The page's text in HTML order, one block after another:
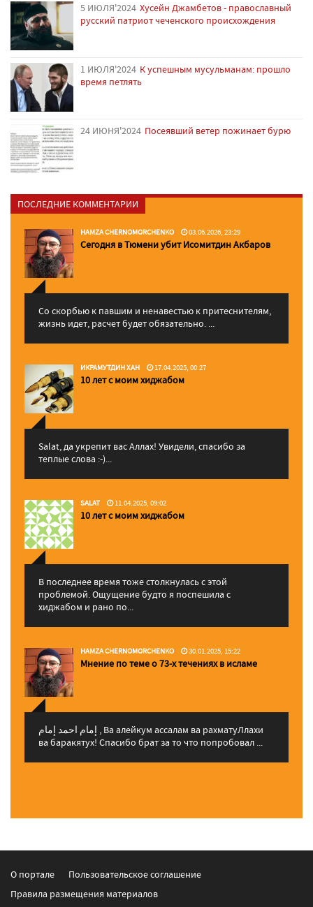
5 ИЮЛЯ'2024 Хусейн Джамбетов - православный
русский патриот чеченского происхождения
1 ИЮЛЯ'2024 К успешным мусульманам: прошло
время петлять
24 ИЮНЯ'2024 Посеявший ветер пожинает бурю
ПОСЛЕДНИЕ КОММЕНТАРИИ
HAMZA CHERNOMORCHENKO 03.06.2026, 23:29
Сегодня в Тюмени убит Исомитдин Акбаров
Со скорбью к павшим и ненавестью к притеснителям,
жизнь идет, расчет будет обязательно. ...
ИКРАМУТДИН ХАН 17.04.2025, 00:27
10 лет с моим хиджабом
Salat, да укрепит вас Аллаx! Увидели, спасибо за
теплые слова :-)...
SALAT 11.04.2025, 09:02
10 лет с моим хиджабом
В последнее время тоже столкнулась с этой
проблемой. Ощущение будто я поспешила с
хиджабом и рано по...
HAMZA CHERNOMORCHENKO 30.01.2025, 15:22
Мнение по теме о 73-х течениях в исламе
إمام احمد إمام , Ва алейкум ассалам ва рахматуЛлахи
ва баракятух! Спасибо брат за то что попробовал ...
О портале
Пользовательское соглашение
Правила размещения материалов